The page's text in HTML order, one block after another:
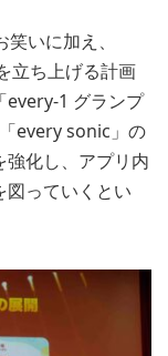
いに加え、
立ち上げる計画
every-1 グランプ
every sonic」の
強化し、アプリ内
図っていくとい